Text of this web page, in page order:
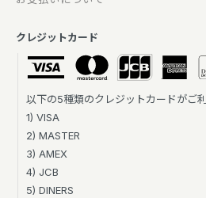
クレジットカード
以下の5種類のクレジットカードがご
1) VISA
2) MASTER
3) AMEX
4) JCB
5) DINERS